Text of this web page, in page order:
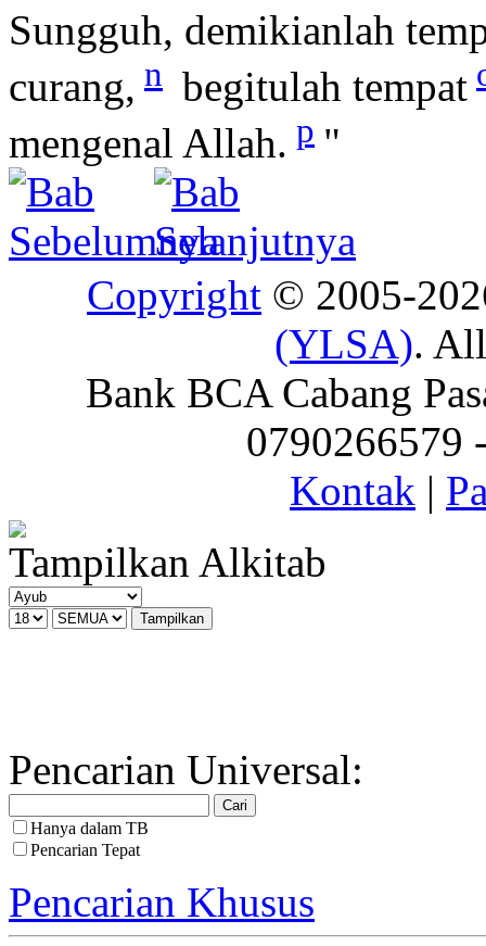
Sungguh, demikianlah
curang, n begitulah tempat
mengenal Allah. p "
Copyright © 2005-
(YLSA).
Bank BCA Cabang
0790266579
Kontak |
Tampilkan Alkitab
Pencarian Universal:
Hanya dalam TB
Pencarian Tepat
Pencarian Khusus